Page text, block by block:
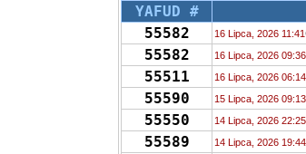
YAFUD #
55582
16 Lipca, 2026 11:41
55582 16 Lipca, 2026 09:36
55511 16 Lipca, 2026 06:14
55590 15 Lipca, 2026 09:13
55550 14 Lipca, 2026 22:25
55589 14 Lipca, 2026 19:44